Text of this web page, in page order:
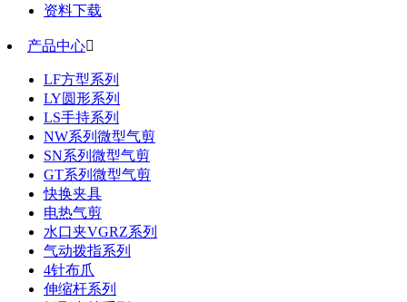
资料下载
产品中心
LF方型系列
LY圆形系列
LS手持系列
NW系列微型气剪
SN系列微型气剪
GT系列微型气剪
快换夹具
电热气剪
水口夹VGRZ系列
气动拨指系列
4针布爪
伸缩杆系列